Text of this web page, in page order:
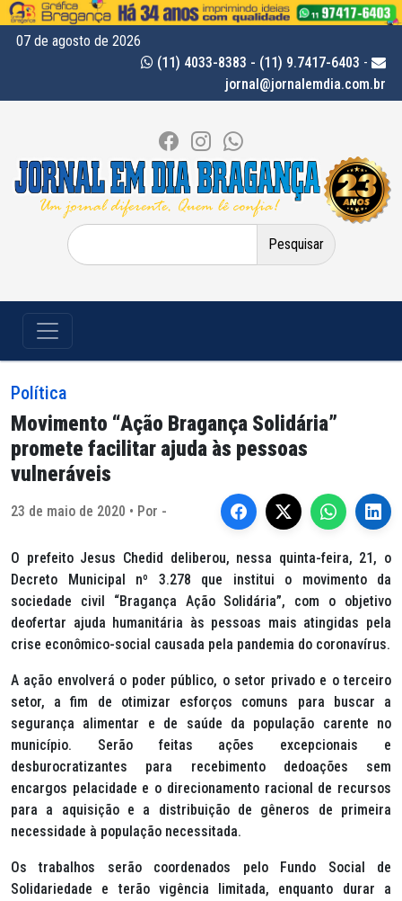
07 de agosto de 2026
(11) 4033-8383 - (11) 9.7417-6403 -
jornal@jornalemdia.com.br
Pesquisar
por:
Política
Movimento “Ação Bragança Solidária”
promete facilitar ajuda às pessoas
vulneráveis
23 de maio de 2020 • Por -
O prefeito Jesus Chedid deliberou, nessa quinta-feira, 21, o
Decreto Municipal nº 3.278 que institui o movimento da
sociedade civil “Bragança Ação Solidária”, com o objetivo
deofertar ajuda humanitária às pessoas mais atingidas pela
crise econômico-social causada pela pandemia do coronavírus.
A ação envolverá o poder público, o setor privado e o terceiro
setor, a fim de otimizar esforços comuns para buscar a
segurança alimentar e de saúde da população carente no
município. Serão feitas ações excepcionais e
desburocratizantes para recebimento dedoações sem
encargos pelacidade e o direcionamento racional de recursos
para a aquisição e a distribuição de gêneros de primeira
necessidade à população necessitada.
Os trabalhos serão coordenados pelo Fundo Social de
Solidariedade e terão vigência limitada, enquanto durar a